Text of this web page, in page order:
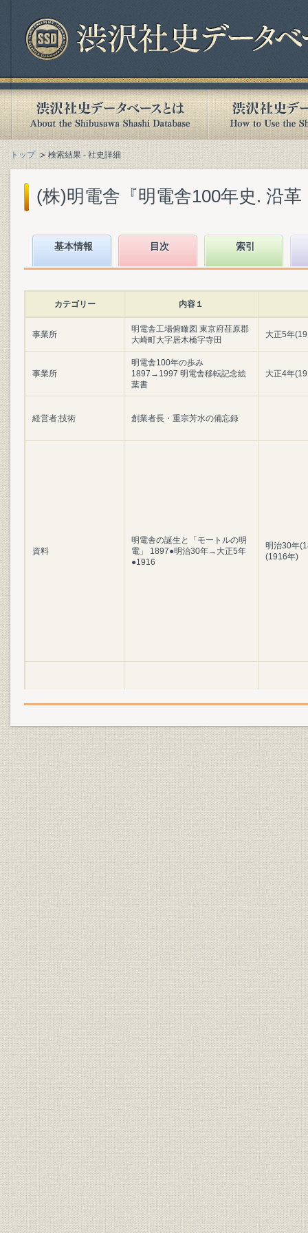
トップ 検索結果 - 社史詳細
(株)明電舎『明電舎100年史. 沿
基本情報 目次 索引
カテゴリー 内容１
事業所
明電舎工場俯瞰図 東京府荏原郡
大崎町大字居木橋字寺田
大正5年
事業所
明電舎100年の歩み
1897→1997 明電舎移転記念絵
葉書
大正4年
経営者;技術 創業者長・重宗芳水の備忘録
資料
明電舎の誕生と「モートルの明
電」 1897●明治30年→大正5年
●1916
明治30年
(1916年)
設備
明電舎の誕生と「モートルの明
電」 1897●明治30年→大正5年
●1916
大正2年
年)
設備
明電舎の誕生と「モートルの明
電」 1897●明治30年→大正5年
●1916
大正3年
年)
資料
事業の拡大・発展と戦時下の経
営 1917●大正6年→昭和20年
●1945
大正6年
年)